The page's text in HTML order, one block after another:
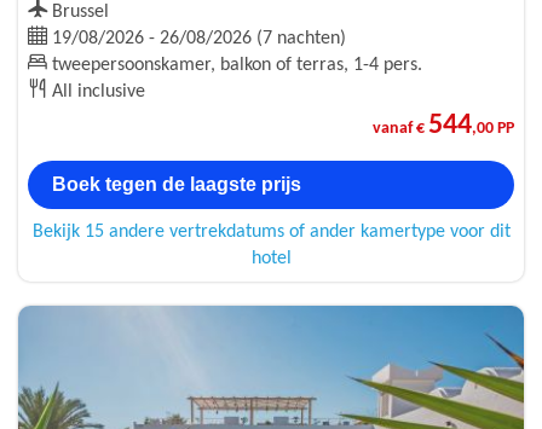
Brussel
19/08/2026 - 26/08/2026 (7 nachten)
tweepersoonskamer, balkon of terras, 1-4 pers.
All inclusive
vanaf € 544,00 PP
Boek tegen de laagste prijs
Bekijk 15 andere vertrekdatums of ander kamertype voor dit
hotel